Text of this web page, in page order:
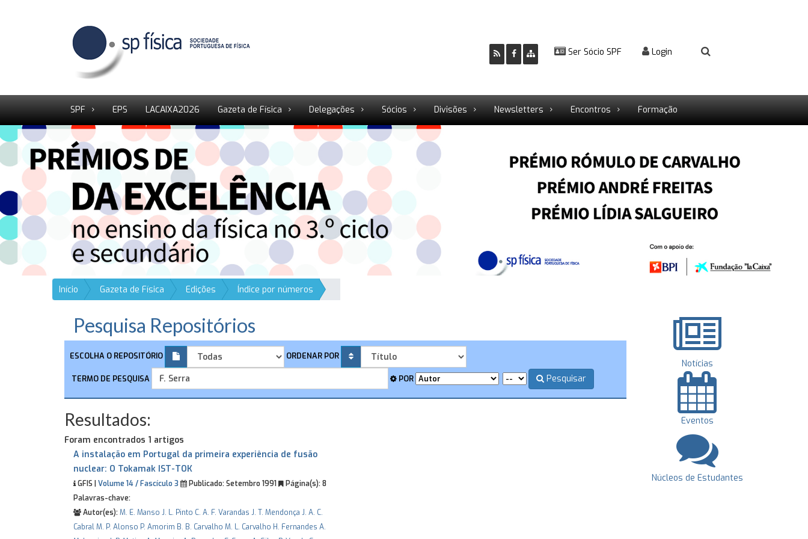
Ser Sócio SPF Login
SPF EPS LACAIXA2026 Gazeta de Física Delegações Sócios Divisões Newsletters Encontros Formação
Início Gazeta de Física Edições Índice por números
Pesquisa Repositórios
ESCOLHA O REPOSITÓRIO ORDENAR POR
TERMO DE PESQUISA POR Pesquisar
Resultados:
Foram encontrados 1 artigos
A instalação em Portugal da primeira experiência de fusão
nuclear: O Tokamak IST-TOK
GFIS | Volume 14 / Fascículo 3 Publicado:Setembro 1991 Página(s):8
Palavras-chave:
Autor(es):M. E. Manso J. L. Pinto C. A. F. Varandas J. T. Mendonça J. A. C.
CabralM. P. Alonso P. Amorim B. B. Carvalho M. L. Carvalho H. Fernandes A.
Notícias
Eventos
Núcleos de Estudantes